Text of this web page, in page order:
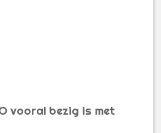
vooral bezig is met